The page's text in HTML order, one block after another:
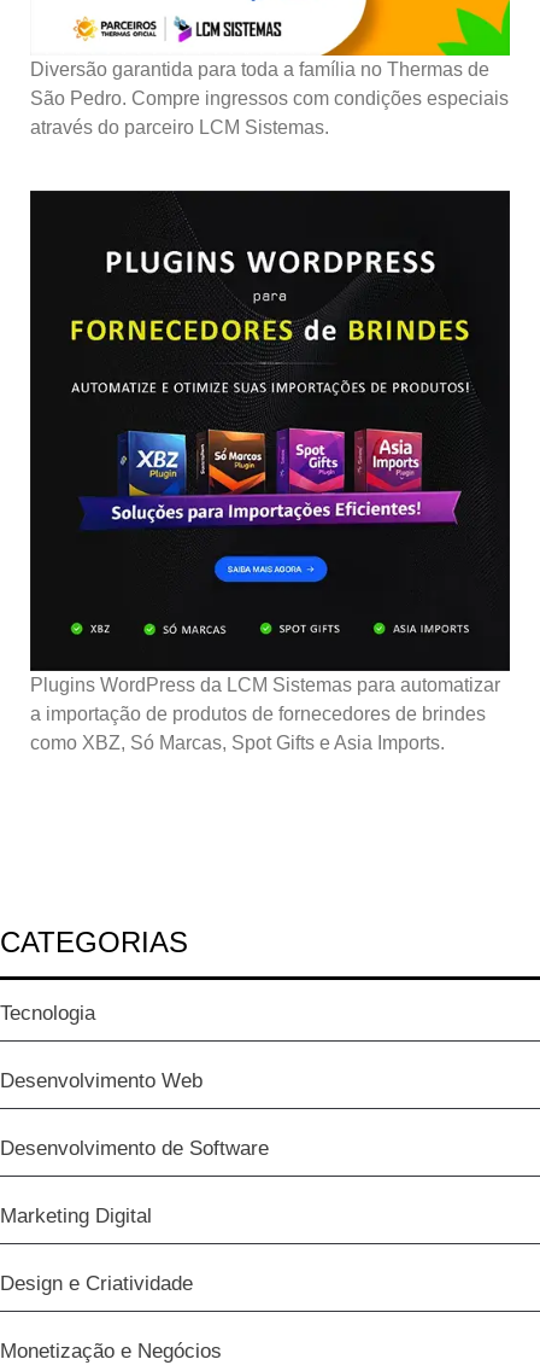
Diversão garantida para toda a família no Thermas de
São Pedro. Compre ingressos com condições especiais
através do parceiro LCM Sistemas.
Plugins WordPress da LCM Sistemas para automatizar
a importação de produtos de fornecedores de brindes
como XBZ, Só Marcas, Spot Gifts e Asia Imports.
CATEGORIAS
Tecnologia
Desenvolvimento Web
Desenvolvimento de Software
Marketing Digital
Design e Criatividade
Monetização e Negócios